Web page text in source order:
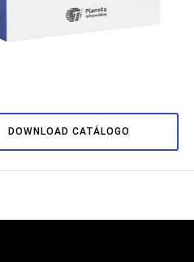
DOWNLOAD CATÁLOGO